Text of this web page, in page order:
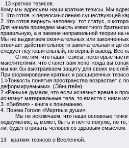
13 кратких тезисов.
Кому мы адресуем наши краткие тезисы. Мы
1. Кто готов к переосмыслению существующей
2. Кто готов вернуть человеку тот статус, о
Для начала приведем мысль известного
правильную, а в замене неправильной теории на
Мы не выдвигаем окончательных или
отвечает действительности замечательная и до
следует неутешительный, но верный вывод. Все
Отметим, что наши тезисы, некоторые
мыслителями, что станет вам ясно, когда вы
мы как бы выстраиваем защиту для своих мыслей
При формировании кратких и расширенных
1.»Тонкость понятия пространства возрастает с
деформируемыми». (Эйнштейн).
2.«Раньше думали, что если исчезнут время и
исчезнут материальные тела, то вместе с ними
3. «Библия» - книга к пониманию.
4. Поэма Гоголя «Мертвые души».
Мы не исключаем, что наши основные точки
недоумение, а, может, быть и нечто похуже, но
ли, будет отрицать человек со здравым смыслом.
13 кратких тезисов о Вселенной.